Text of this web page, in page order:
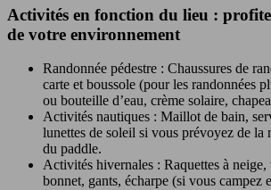
Activités en fonction du lieu :
de votre environnement
Randonnée pédestre : Chaussures de
carte et boussole (pour les randonnées
ou bouteille d’eau, crème solaire,
Activités nautiques : Maillot de bain,
lunettes de soleil si vous prévoyez de la
du paddle.
Activités hivernales : Raquettes à neige,
bonnet, gants, écharpe (si vous campez